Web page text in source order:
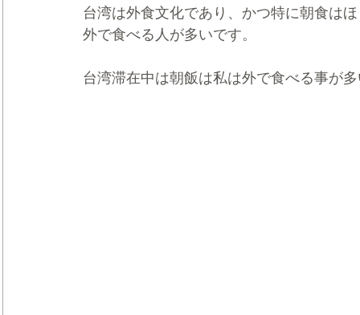
台湾は外食文化であり、かつ特に朝食は
外で食べる人が多いです。
台湾滞在中は朝飯は私は外で食べる事が